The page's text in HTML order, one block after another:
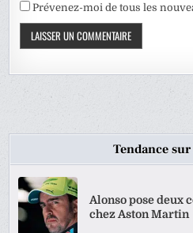
Prévenez-moi de tous les
Tendance
Alonso pose deux
chez Aston Martin